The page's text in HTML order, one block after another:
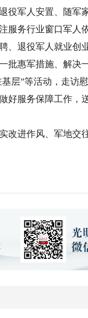
军人安置、随军
服务行业窗口军人
、退役军人就业创
批惠军措施、解决
层”等活动，走访
好服务保障工作，
进作风、军地交